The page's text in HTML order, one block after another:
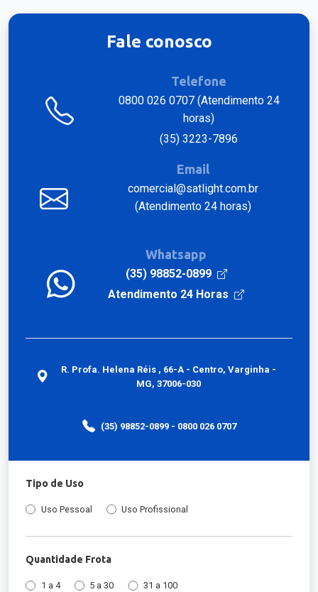
Fale conosco
Telefone
0800 026 0707 (Atendimento 24
horas)
(35) 3223-7896
Email
comercial@satlight.com.br
(Atendimento 24 horas)
Whatsapp
(35) 98852-0899
Atendimento 24 Horas
R. Profa. Helena Réis , 66-A - Centro, Varginha -
MG, 37006-030
(35) 98852-0899 - 0800 026 0707
Tipo de Uso
Uso Pessoal Uso Profissional
Quantidade Frota
1 a 4 5 a 30
31 a 100